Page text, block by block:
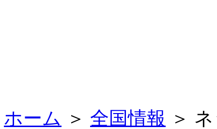
ホーム ＞ 全国情報 ＞